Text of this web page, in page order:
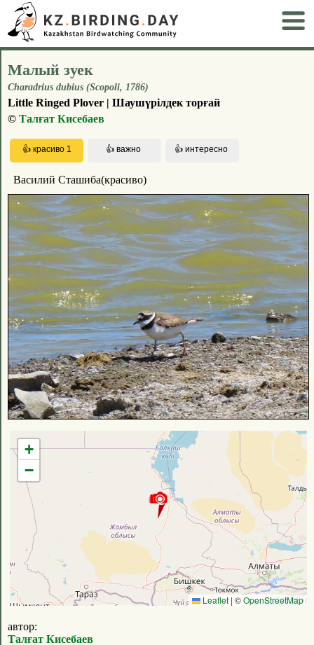
Малый зуек
Charadrius dubius (Scopoli, 1786)
Little Ringed Plover | Шаушүрілдек торғай
© Талғат Кисебаев
Василий Сташиба(красиво)
+
−
Leaflet | ©OpenStreetMap
автор:
Талғат Кисебаев